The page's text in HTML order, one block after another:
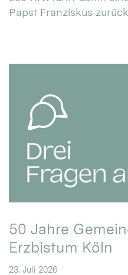
Papst Franziskus
50 Jahre
Erzbistum Köln
23. Juli 2026